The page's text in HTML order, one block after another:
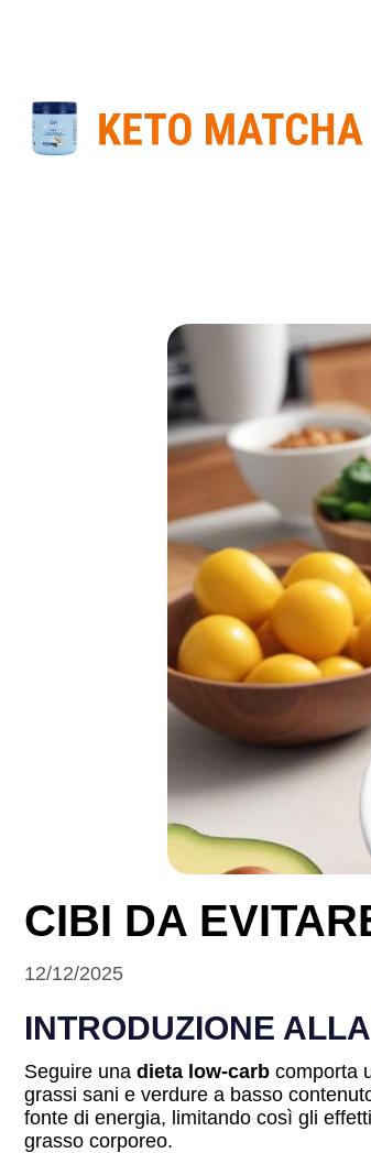
CIBI DA
12/12/2025
INTRODUZIONE
Seguire una dieta low-carb comporta
grassi sani e verdure a basso
fonte di energia, limitando così gli
grasso corporeo.